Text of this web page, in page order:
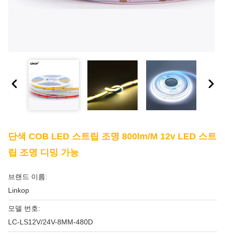
단색 COB LED 스트립 조명 800lm/m 12v LED 스트
립 조명 디밍 가능
브랜드 이름:
Linkop
모델 번호:
LC-LS12V/24V-8MM-480D